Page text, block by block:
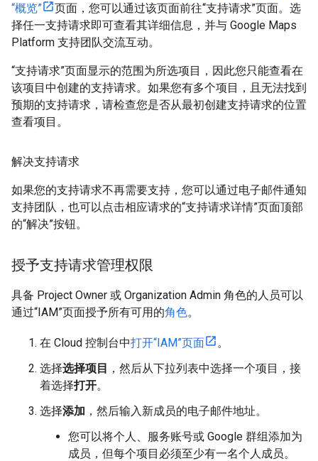
“概览”
页面，您可以通过该页面前往“支持请求”页面。选
择任一支持请求即可查看其详细信息，并与 Google Maps
Platform 支持团队交流互动。
“支持请求”页面显示的范围为所选项目，因此您只能查看在
该项目中创建的支持请求。如果您有多个项目，且无法找到
预期的支持请求，请检查您是否从最初创建支持请求的位置
查看项目。
解决支持请求
如果您的支持请求不再需要支持，您可以通过电子邮件通知
支持团队，也可以点击相应请求的“支持请求详情”页面顶部
的“解决”按钮。
授予支持请求管理权限
具备 Project Owner 或 Organization Admin 角色的人员可以
通过“IAM”页面授予所有可用的角色。
在 Cloud 控制台中打开“IAM”页面
。
选择选择项目 ，然后从下拉列表中选择一个项目，接
着选择打开。
选择添加 ，然后输入新成员的电子邮件地址。
您可以将个人、服务账号或 Google 群组添加为
成员，但每个项目必须至少有一名个人成员。